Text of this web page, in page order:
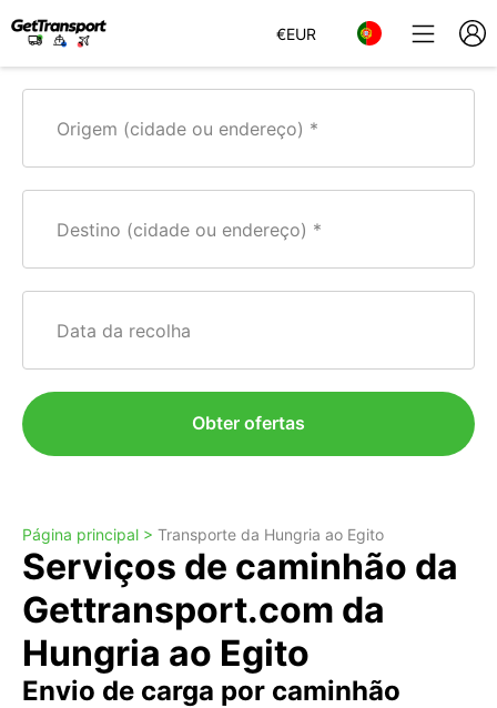
€EUR
Origem (cidade ou endereço)
Destino (cidade ou endereço)
Data da recolha
Obter ofertas
Página principal > Transporte da Hungria ao Egito
Serviços de caminhão da
Gettransport.com da
Hungria ao Egito
Envio de carga por caminhão